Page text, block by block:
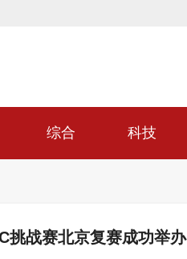
综合 科技
挑战赛北京复赛成功举办